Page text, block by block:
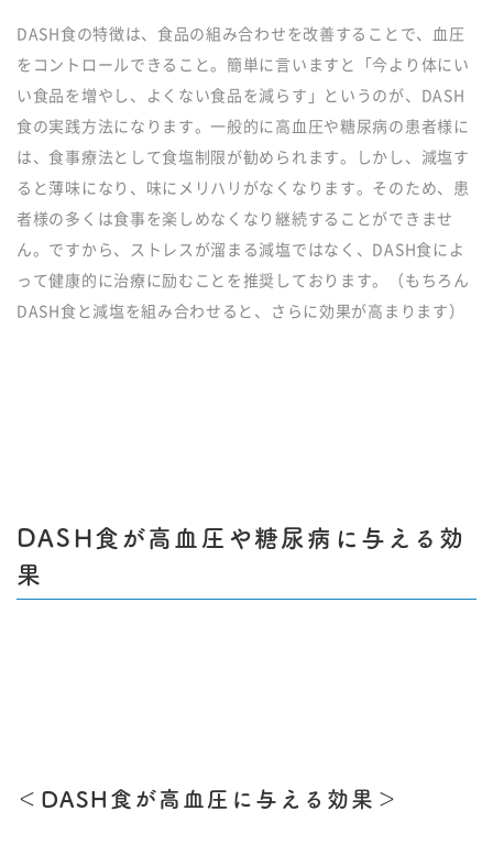
DASH食の特徴は、食品の組み合わせを改善することで、血圧
をコントロールできること。簡単に言いますと「今より体にい
い食品を増やし、よくない食品を減らす」というのが、DASH
食の実践方法になります。一般的に高血圧や糖尿病の患者様に
は、食事療法として食塩制限が勧められます。しかし、減塩す
ると薄味になり、味にメリハリがなくなります。そのため、患
者様の多くは食事を楽しめなくなり継続することができませ
ん。ですから、ストレスが溜まる減塩ではなく、DASH食によ
って健康的に治療に励むことを推奨しております。（もちろん
DASH食と減塩を組み合わせると、さらに効果が高まります）
DASH食が高血圧や糖尿病に与える効
果
＜DASH食が高血圧に与える効果＞